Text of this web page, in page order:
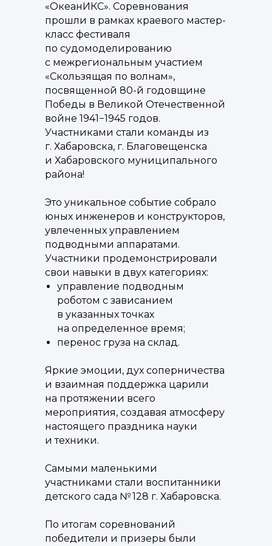
«ОкеанИКС». Соревнования
прошли в рамках краевого мастер-
класс фестиваля
по судомоделированию
с межрегиональным участием
«Скользящая по волнам»,
посвященной 80-й годовщине
Победы в Великой Отечественной
войне 1941−1945 годов.
Участниками стали команды из
г. Хабаровска, г. Благовещенска
и Хабаровского муниципального
района!
Это уникальное событие собрало
юных инженеров и конструкторов,
увлеченных управлением
подводными аппаратами.
Участники продемонстрировали
свои навыки в двух категориях:
управление подводным
роботом с зависанием
в указанных точках
на определенное время;
перенос груза на склад.
Яркие эмоции, дух соперничества
и взаимная поддержка царили
на протяжении всего
мероприятия, создавая атмосферу
настоящего праздника науки
и техники.
Самыми маленькими
участниками стали воспитанники
детского сада № 128 г. Хабаровска.
По итогам соревнований
победители и призеры были